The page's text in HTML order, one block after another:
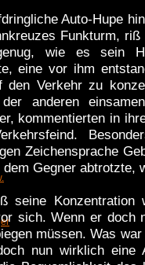
Auto-Hupe
Funkturm,
wie es sein
eine vor ihm
den Verkehr zu
anderen
kommentierten in
Zeichensprache
dem Gegner abtrotzte,
seine
sich. Wenn er doch
müssen. Was
nun wirklich eine